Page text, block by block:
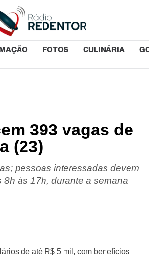
FOTOS CULINÁRIA
393 vagas de
(23)
pessoas interessadas devem
às 17h, durante a semana
de até R$ 5 mil, com benefícios